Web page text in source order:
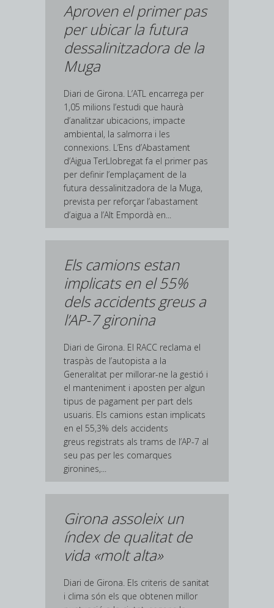
Aproven el primer pas
per ubicar la futura
dessalinitzadora de la
Muga
Diari de Girona. L’ATL encarrega per
1,05 milions l’estudi que haurà
d’analitzar ubicacions, impacte
ambiental, la salmorra i les
connexions. L’Ens d’Abastament
d’Aigua TerLlobregat fa el primer pas
per definir l’emplaçament de la
futura dessalinitzadora de la Muga,
prevista per reforçar l’abastament
d’aigua a l’Alt Empordà en...
Els camions estan
implicats en el 55%
dels accidents greus a
l’AP-7 gironina
Diari de Girona. El RACC reclama el
traspàs de l’autopista a la
Generalitat per millorar-ne la gestió i
el manteniment i aposten per algun
tipus de pagament per part dels
usuaris. Els camions estan implicats
en el 55,3% dels accidents
greus registrats als trams de l’AP-7 al
seu pas per les comarques
gironines,...
Girona assoleix un
índex de qualitat de
vida «molt alta»
Diari de Girona. Els criteris de sanitat
i clima són els que obtenen millor